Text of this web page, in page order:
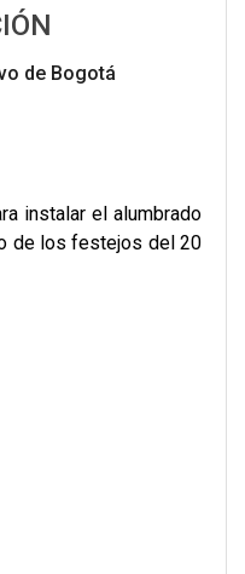
de Bogotá
instalar el alumbrado
de los festejos del 20